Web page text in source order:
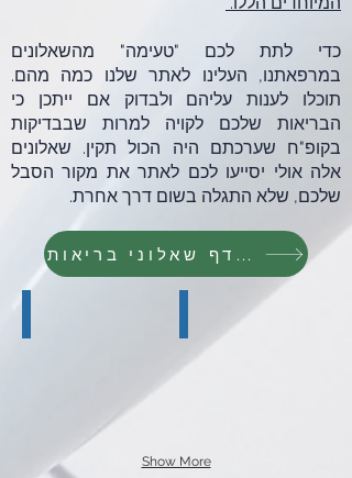
כדי לתת לכם "טעימה" מהשאלונים
במרפאתנו, העלינו לאתר שלנו כמה מהם.
תוכלו לענות עליהם ולבדוק אם ייתכן כי
הבריאות שלכם לקויה למרות שבבדיקות
בקופ"ח שערכתם היה הכול תקין. שאלונים
אלה אולי יסייעו לכם לאתר את מקור הסבל
שלכם, שלא התגלה בשום דרך אחרת.
לחצו כאן לדף שאלוני בריאות
צמאים לדעת
מקדם
בריאות
Show More